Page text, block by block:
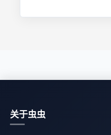
关于虫虫